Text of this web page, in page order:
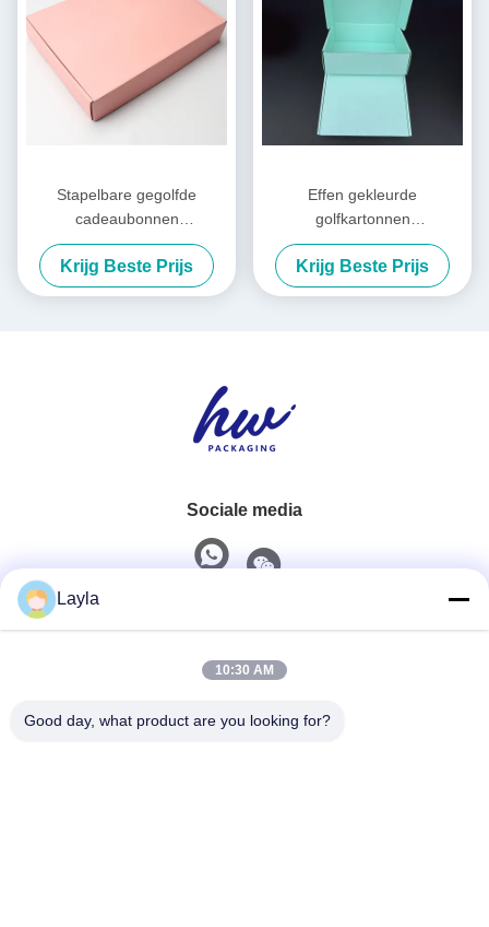
Stapelbare gegolfde
cadeaubonnen
Smaragdgroen Verschep
cadeaubonnen Zilveren folie
Goud Metalen
Krijg Beste Prijs
Effen gekleurde
golfkartonnen
geschenkdozen Lade
Aangepast logo opvouwbare
kartonnen dozen
Krijg Beste Prijs
Sociale media
Layla
10:30 AM
Good day, what product are you looking for?